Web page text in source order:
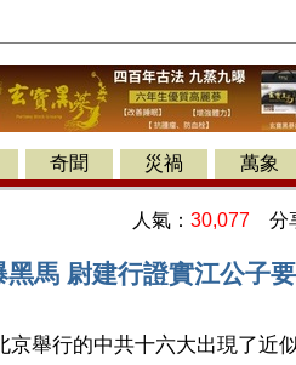
奇聞 災禍 萬象
人氣： 30,077 分
馬 尉建行證實江公子
京舉行的中共十六大出現了近